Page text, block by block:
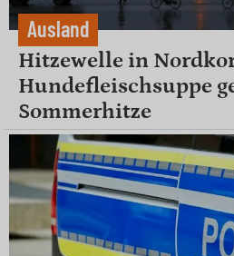
Ausland
Hitzewelle in
Hundefleischsuppe
Sommerhitze